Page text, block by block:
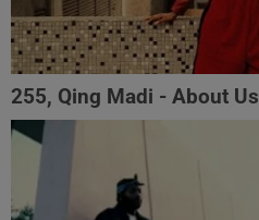
255, Qing Madi - About Us